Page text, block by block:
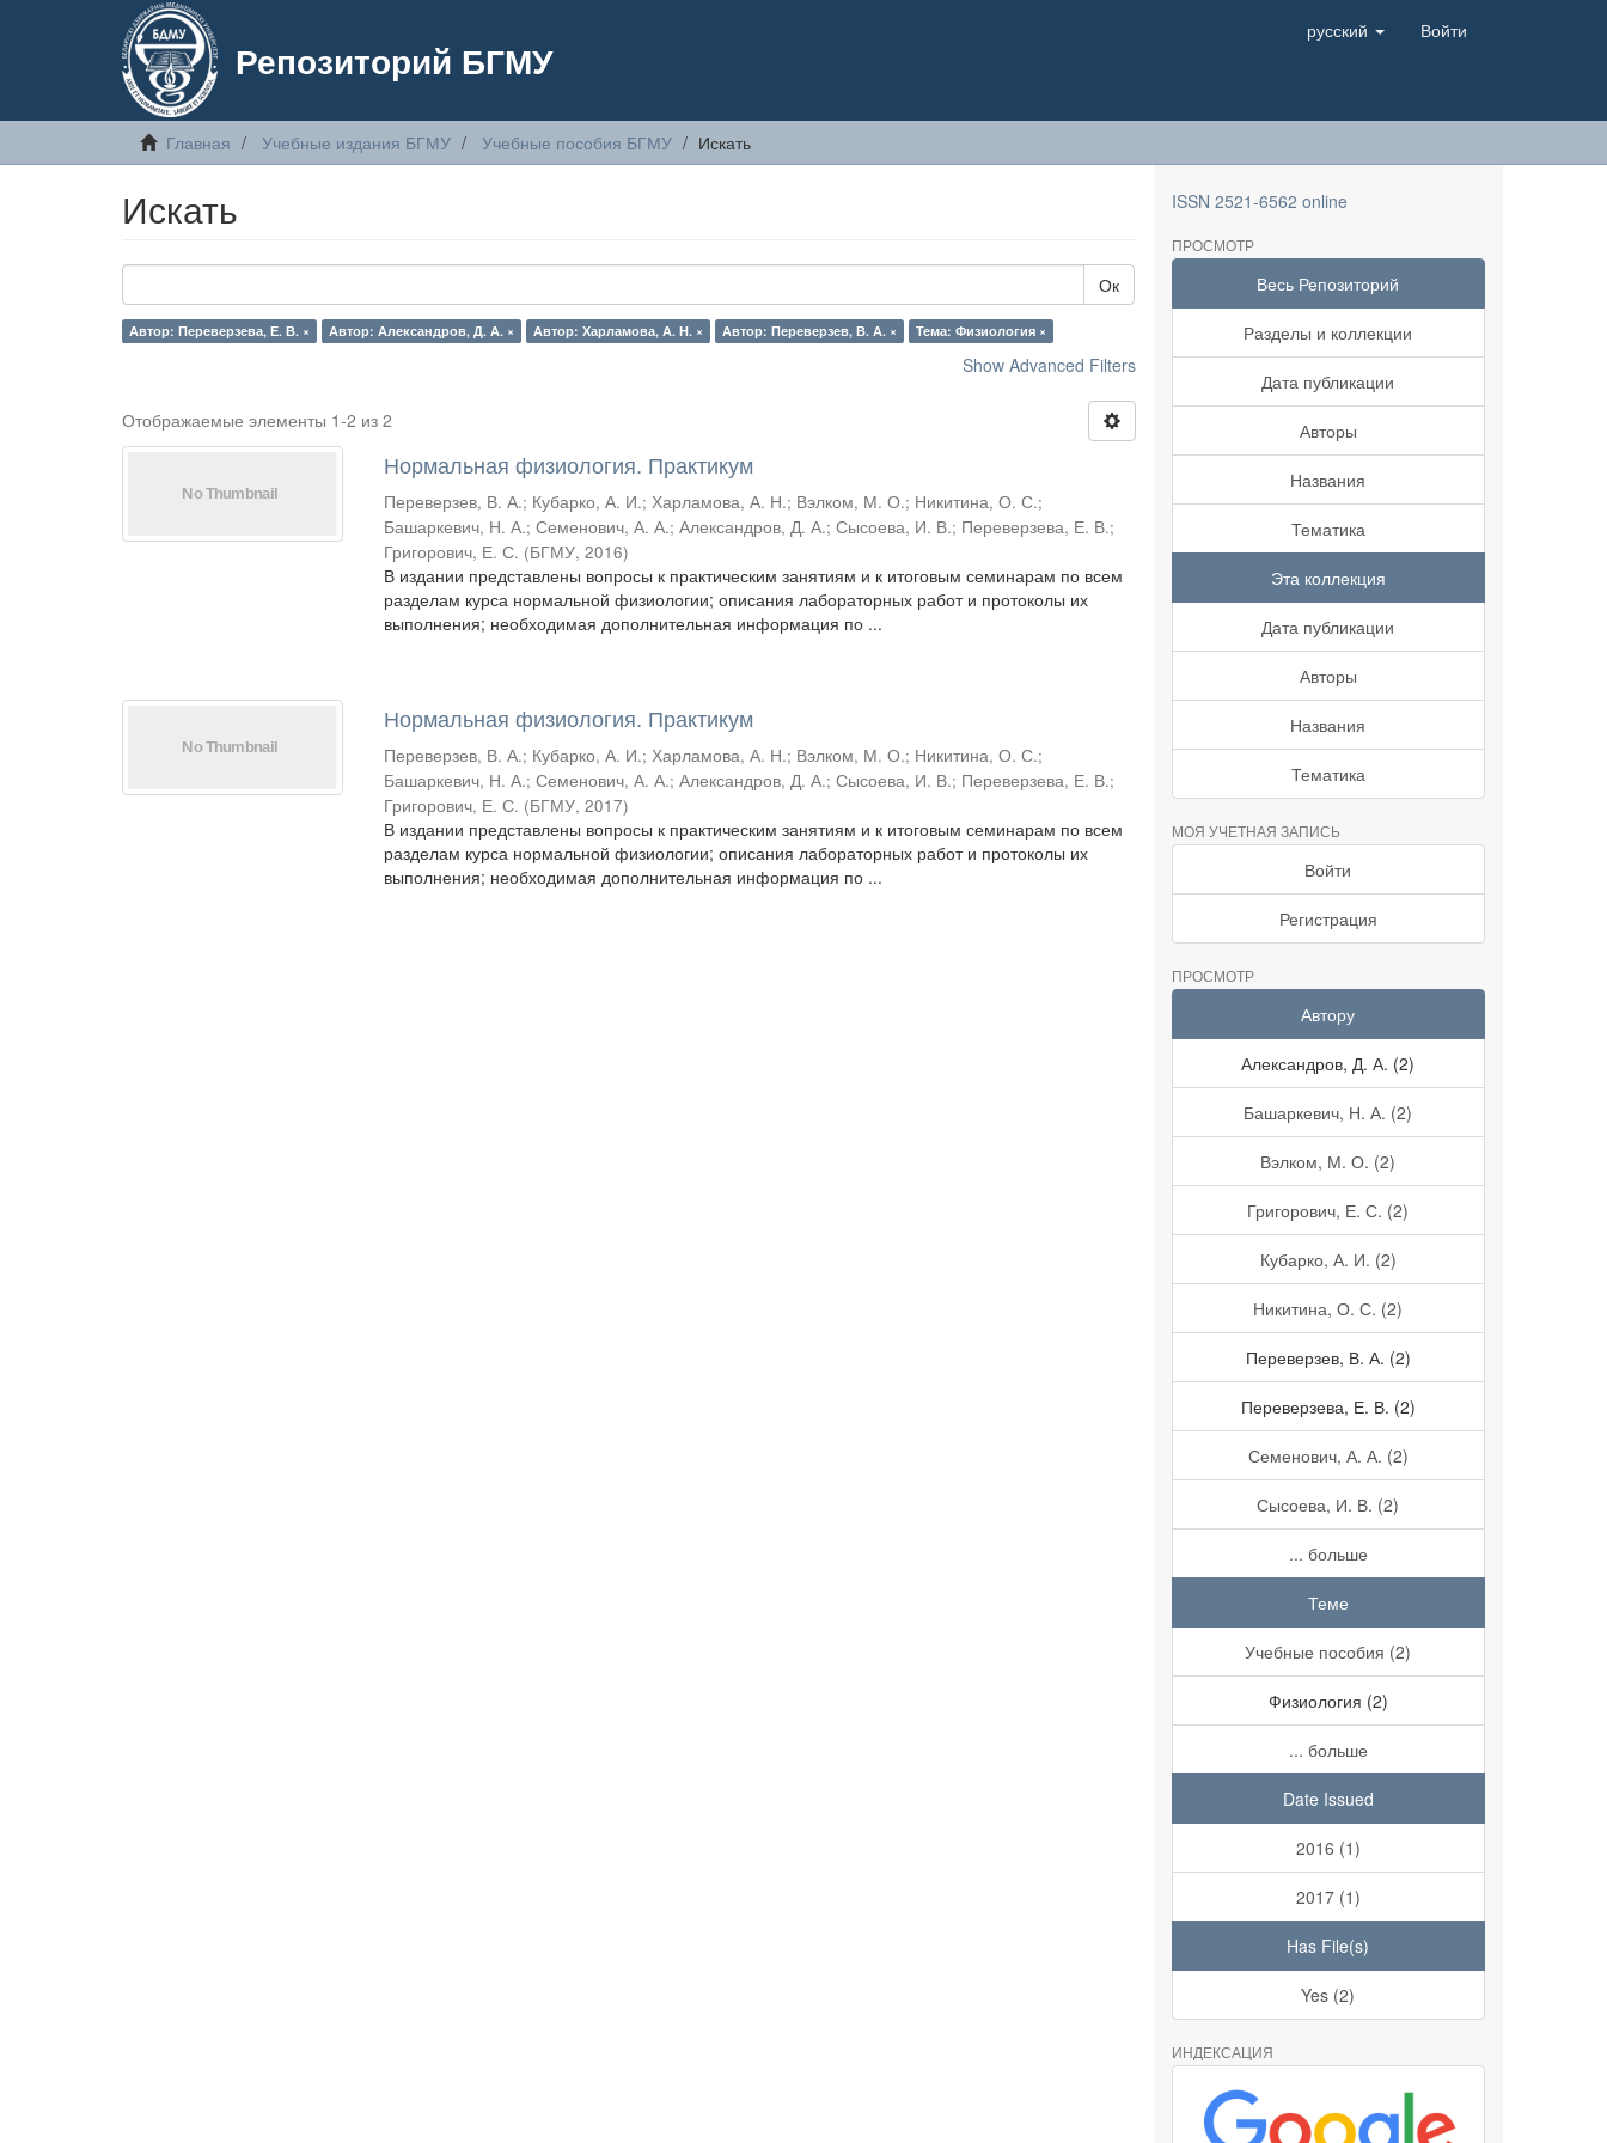
Репозиторий БГМУ
русский Войти
Главная Учебные издания БГМУ Учебные пособия БГМУ Искать
Искать
Ок
Автор: Переверзева, Е. В. × Автор: Александров, Д. А. × Автор: Харламова, А. Н. × Автор: Переверзев, В. А. × Тема: Физиология ×
Show Advanced Filters
Отображаемые элементы 1-2 из 2
Нормальная физиология. Практикум
Переверзев, В. А.; Кубарко, А. И.;Харламова, А. Н.; Вэлком, М. О.; Никитина, О. С.;
Башаркевич, Н. А.;Семенович, А. А.;Александров, Д. А.;Сысоева, И. В.; Переверзева, Е. В.;
Григорович, Е. С. (БГМУ,2016)
В издании представлены вопросы к практическим занятиям и к итоговым семинарам по всем
разделам курса нормальной физиологии; описания лабораторных работ и протоколы их
выполнения; необходимая дополнительная информация по ...
Нормальная физиология. Практикум
Переверзев, В. А.; Кубарко, А. И.;Харламова, А. Н.; Вэлком, М. О.; Никитина, О. С.;
Башаркевич, Н. А.;Семенович, А. А.;Александров, Д. А.;Сысоева, И. В.; Переверзева, Е. В.;
Григорович, Е. С. (БГМУ,2017)
В издании представлены вопросы к практическим занятиям и к итоговым семинарам по всем
разделам курса нормальной физиологии; описания лабораторных работ и протоколы их
выполнения; необходимая дополнительная информация по ...
ISSN 2521-6562 online
ПРОСМОТР
Весь Репозиторий
Разделы и коллекции
Дата публикации
Авторы
Названия
Тематика
Эта коллекция
Дата публикации
Авторы
Названия
Тематика
МОЯ УЧЕТНАЯ ЗАПИСЬ
Войти
Регистрация
ПРОСМОТР
Автору
Александров, Д. А. (2)
Башаркевич, Н. А. (2)
Вэлком, М. О. (2)
Григорович, Е. С. (2)
Кубарко, А. И. (2)
Никитина, О. С. (2)
Переверзев, В. А. (2)
Переверзева, Е. В. (2)
Семенович, А. А. (2)
Сысоева, И. В. (2)
... больше
Теме
Учебные пособия (2)
Физиология (2)
... больше
Date Issued
2016 (1)
2017 (1)
Has File(s)
Yes (2)
ИНДЕКСАЦИЯ